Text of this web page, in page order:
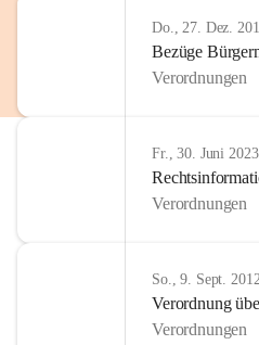
Do., 27. Dez.
Bezüge
Verordnungen
Fr., 30. Juni 2023
Verordnungen
So., 9. Sept.
Verordnung
Verordnungen